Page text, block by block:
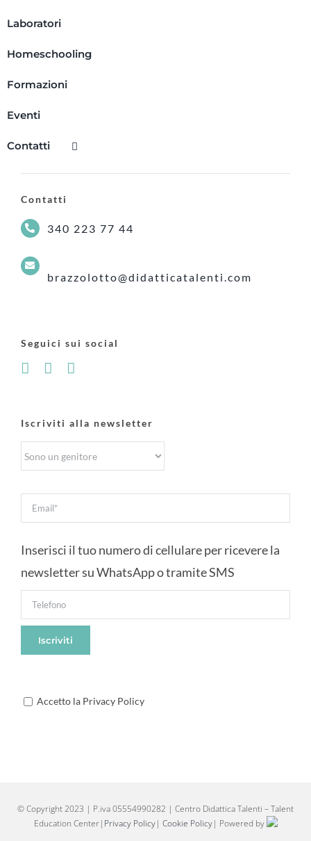
Laboratori
Homeschooling
Formazioni
Eventi
Contatti
Contatti
340 223 77 44
brazzolotto@didatticatalenti.com
Seguici sui social
Iscriviti alla newsletter
Inserisci il tuo numero di cellulare per ricevere la
newsletter su WhatsApp o tramite SMS
Accetto la Privacy Policy
© Copyright 2023 | P.iva 05554990282 | Centro Didattica Talenti – Talent
Education Center| Privacy Policy| Cookie Policy| Powered by